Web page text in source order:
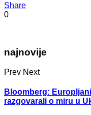
Share
0
najnovije
Prev Next
Bloomberg:
razgovarali o miru u